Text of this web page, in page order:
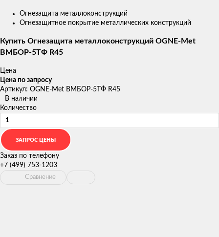
Огнезащита металлоконструкций
Огнезащитное покрытие металлических конструкций
Купить Огнезащита металлоконструкций OGNE-Met
ВМБОР-5ТФ R45
Цена
Цена по запросу
Артикул: OGNE-Met ВМБОР-5ТФ R45
В наличии
Количество
Заказ по телефону
+7 (499) 753-1203
Сравнение